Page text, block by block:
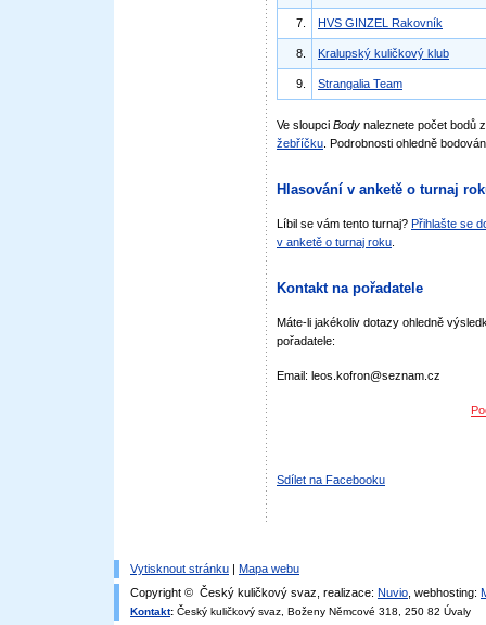
7. HVS GINZEL Rakovník
8. Kralupský kuličkový klub
9. Strangalia Team
Ve sloupci Body naleznete počet bodů
žebříčku . Podrobnosti ohledně
Hlasování v anketě o turnaj
Líbil se vám tento turnaj? Přihlašte se
v anketě o turnaj roku
Kontakt na pořadatele
Máte-li jakékoliv dotazy ohledně
pořadatele:
Email: leos.kofron@seznam.cz
Sdílet na Facebooku
Vytisknout stránku | Mapa webu
Copyright © Český kuličkový svaz, realizace: Nuvio , webhosting:
Kontakt: Český kuličkový svaz, Boženy Němcové 318, 250 82 Úvaly